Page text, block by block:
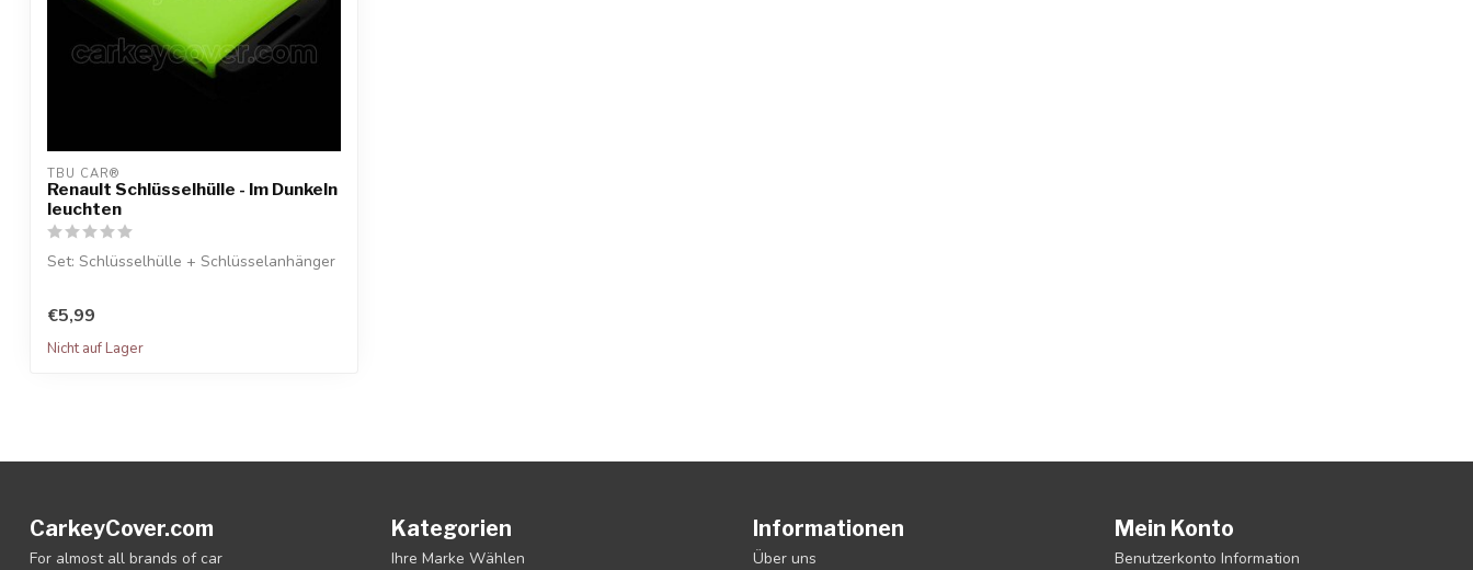
TBU CAR®
Renault Schlüsselhülle - Im Dunkeln
leuchten
Set: Schlüsselhülle + Schlüsselanhänger
€5,99
Nicht auf Lager
CarkeyCover.com
For almost all brands of car
Kategorien
Ihre Marke Wählen
Informationen
Über uns
Mein Konto
Benutzerkonto Information